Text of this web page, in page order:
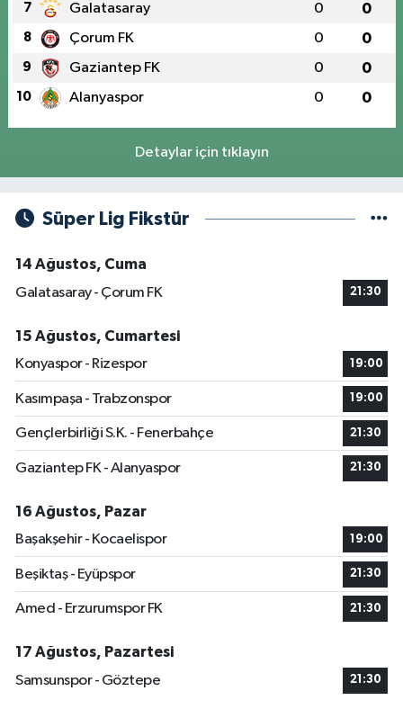
7 Galatasaray 0 0
8 Çorum FK 0 0
9 Gaziantep FK 0 0
10 Alanyaspor 0 0
Detaylar için tıklayın
Süper Lig Fikstür
14 Ağustos, Cuma
Galatasaray - Çorum FK
21:30
15 Ağustos, Cumartesi
Konyaspor - Rizespor
19:00
Kasımpaşa - Trabzonspor 19:00
Gençlerbirliği S.K. - Fenerbahçe 21:30
Gaziantep FK - Alanyaspor 21:30
16 Ağustos, Pazar
Başakşehir - Kocaelispor
19:00
Beşiktaş - Eyüpspor 21:30
Amed - Erzurumspor FK 21:30
17 Ağustos, Pazartesi
Samsunspor - Göztepe
21:30